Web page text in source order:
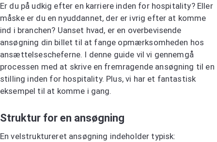
Er du på udkig efter en karriere inden for hospitality? Eller
måske er du en nyuddannet, der er ivrig efter at komme
ind i branchen? Uanset hvad, er en overbevisende
ansøgning din billet til at fange opmærksomheden hos
ansættelsescheferne. I denne guide vil vi gennemgå
processen med at skrive en fremragende ansøgning til en
stilling inden for hospitality. Plus, vi har et fantastisk
eksempel til at komme i gang.
Struktur for en ansøgning
En velstruktureret ansøgning indeholder typisk: